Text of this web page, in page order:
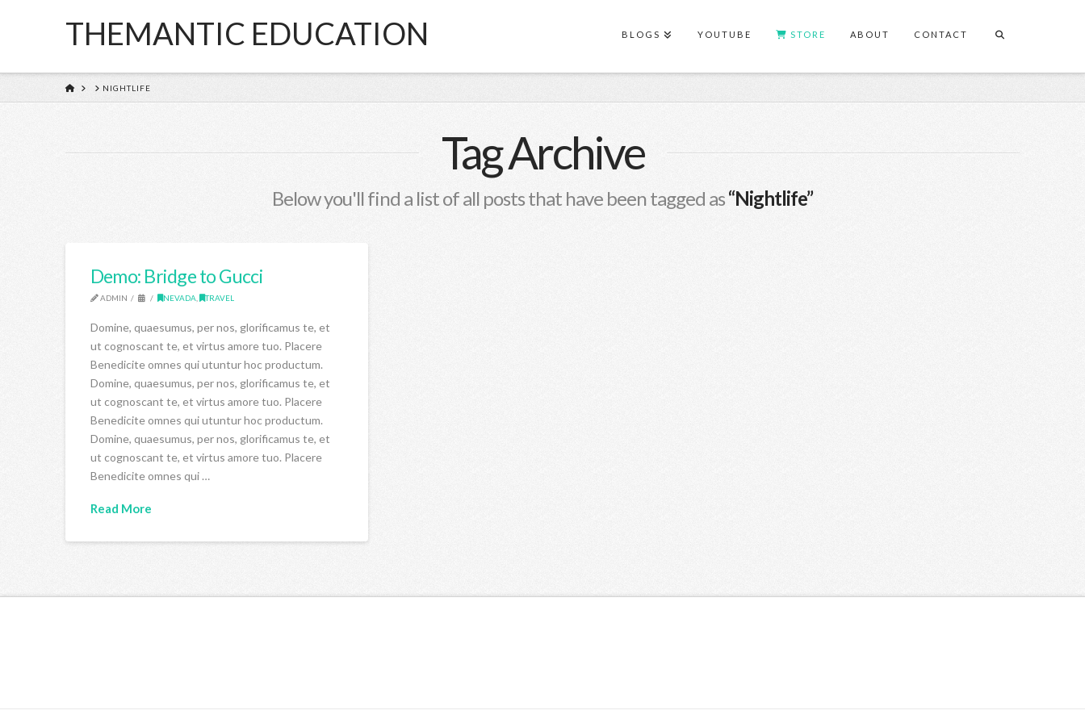
THEMANTIC EDUCATION BLOGS YOUTUBE STORE ABOUT CONTACT
HOME NIGHTLIFE
Tag Archive
Below you'll find a list of all posts that have been tagged as“Nightlife”
Demo: Bridge to Gucci
ADMIN NEVADA , TRAVEL
Domine, quaesumus, per nos, glorificamus te, et
ut cognoscant te, et virtus amore tuo. Placere
Benedicite omnes qui utuntur hoc productum.
Domine, quaesumus, per nos, glorificamus te, et
ut cognoscant te, et virtus amore tuo. Placere
Benedicite omnes qui utuntur hoc productum.
Domine, quaesumus, per nos, glorificamus te, et
ut cognoscant te, et virtus amore tuo. Placere
Benedicite omnes qui …
Read More